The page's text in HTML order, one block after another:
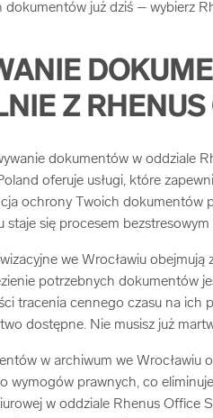
już dziś – wybierz
Z
dokumentów w oddziale
oferuje usługi, które
ochrony Twoich dokumentów
się procesem
we Wrocławiu
potrzebnych dokumentów
tracenia cennego czasu na
dostępne. Nie musisz już
w archiwum we
wymogów prawnych, co
w oddziale Rhenus Office